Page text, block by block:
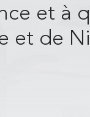
et à
et de